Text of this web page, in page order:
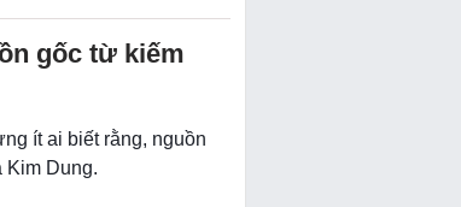
gốc từ kiếm
ít ai biết rằng, nguồn
Kim Dung.